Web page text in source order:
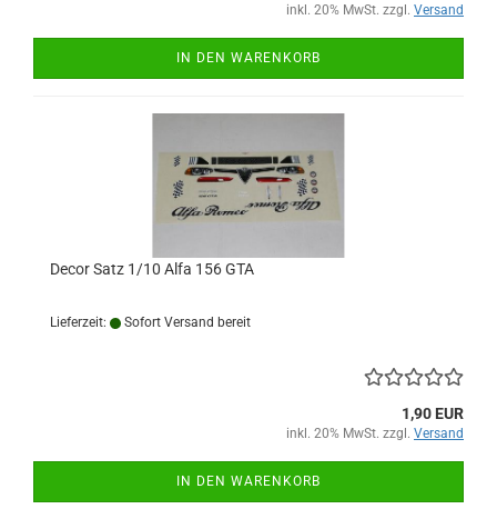
inkl. 20% MwSt. zzgl. Versand
IN DEN WARENKORB
Decor Satz 1/10 Alfa 156 GTA
Lieferzeit: Sofort Versand bereit
1,90 EUR
inkl. 20% MwSt. zzgl. Versand
IN DEN WARENKORB